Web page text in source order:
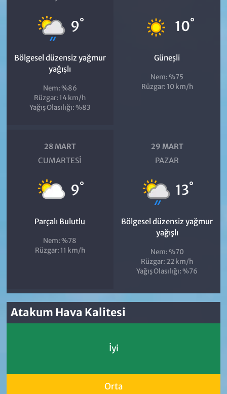
9°
Bölgesel düzensiz yağmur
yağışlı
Nem: %86
Rüzgar: 14 km/h
Yağış Olasılığı: %83
10°
Güneşli
Nem: %75
Rüzgar: 10 km/h
28 MART
CUMARTESI
9°
Parçalı Bulutlu
Nem: %78
Rüzgar: 11 km/h
29 MART
PAZAR
13°
Bölgesel düzensiz yağmur
yağışlı
Nem: %70
Rüzgar: 22 km/h
Yağış Olasılığı: %76
Atakum Hava Kalitesi
İyi
Orta